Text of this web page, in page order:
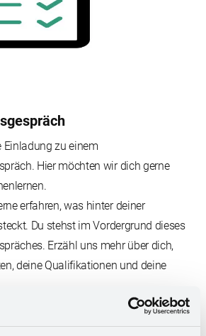
Einladung zu einem
Hier möchten wir dich gerne
erfahren, was hinter deiner
Du stehst im Vordergrund dieses
Erzähl uns mehr über dich,
deine Qualifikationen und deine
hast, kannst du diese immer gerne
mehr Informationen über deinen